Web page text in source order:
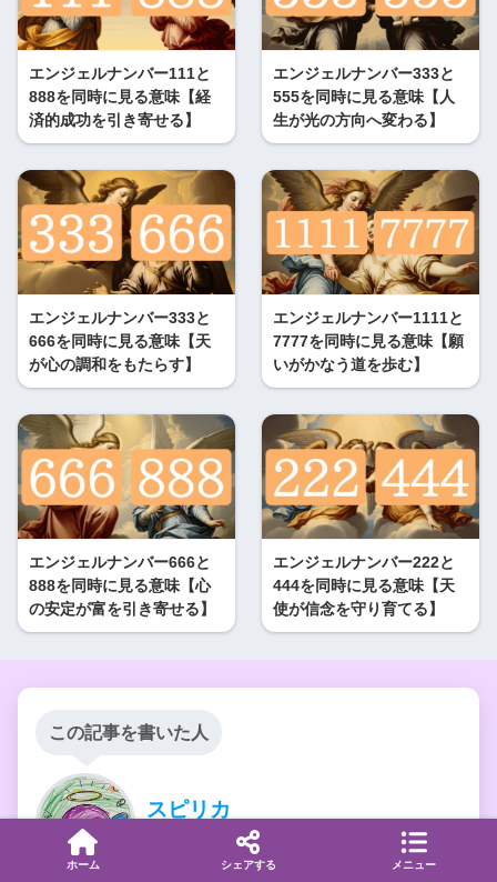
エンジェルナンバー111と
888を同時に見る意味【経
済的成功を引き寄せる】
エンジェルナンバー333と
555を同時に見る意味【人
生が光の方向へ変わる】
エンジェルナンバー333と
666を同時に見る意味【天
が心の調和をもたらす】
エンジェルナンバー1111と
7777を同時に見る意味【願
いがかなう道を歩む】
エンジェルナンバー666と
888を同時に見る意味【心
の安定が富を引き寄せる】
エンジェルナンバー222と
444を同時に見る意味【天
使が信念を守り育てる】
この記事を書いた人
スピリカ
スピリチュアルアドバイザー
ホーム シェアする メニュー